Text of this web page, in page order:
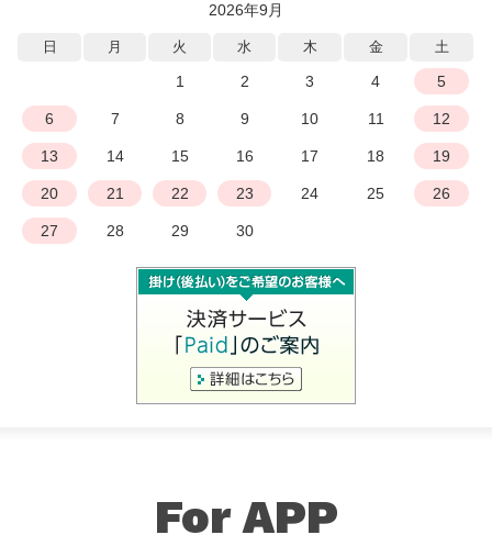
2026年9月
日 月 火 水 木 金 土
1 2 3 4 5
6 7 8 9 10 11 12
13 14 15 16 17 18 19
20 21 22 23 24 25 26
27 28 29 30
For APP